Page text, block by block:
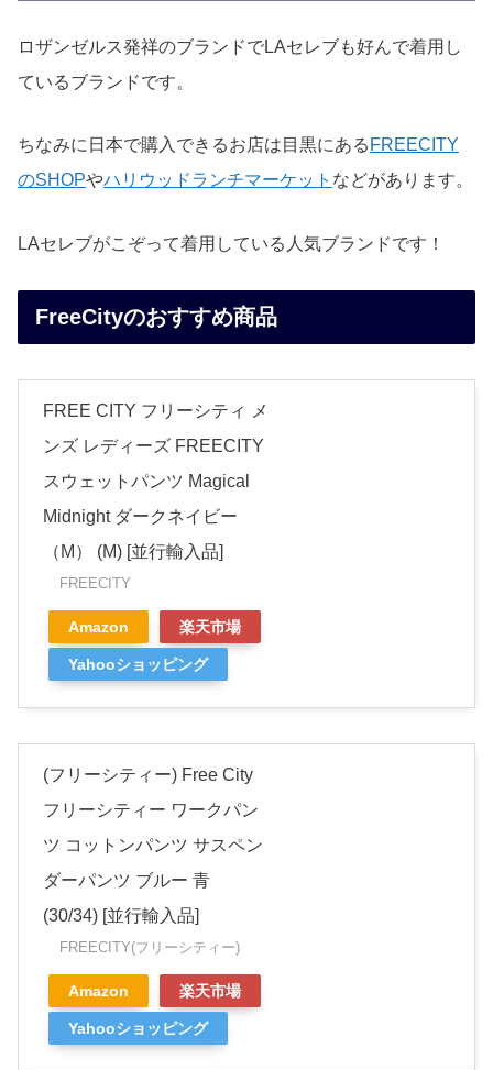
ロザンゼルス発祥のブランドでLAセレブも好んで着用し
ているブランドです。
ちなみに日本で購入できるお店は目黒にある FREECITY
のSHOPやハリウッドランチマーケット などがあります。
LAセレブがこぞって着用している人気ブランドです！
FreeCityのおすすめ商品
FREE CITY フリーシティ メ
ンズ レディーズ FREECITY
スウェットパンツ Magical
Midnight ダークネイビー
（M） (M) [並行輸入品]
FREECITY
Amazon 楽天市場
Yahooショッピング
(フリーシティー) Free City
フリーシティー ワークパン
ツ コットンパンツ サスペン
ダーパンツ ブルー 青
(30/34) [並行輸入品]
FREECITY(フリーシティー)
Amazon 楽天市場
Yahooショッピング